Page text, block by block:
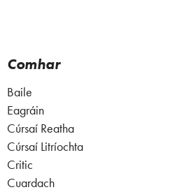
Comhar
Baile
Eagráin
Cúrsaí Reatha
Cúrsaí Litríochta
Critic
Cuardach